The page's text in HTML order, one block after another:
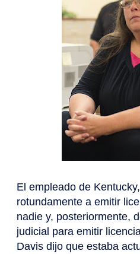
El empleado de
rotundamente a emitir
nadie y, posteriormente,
judicial para emitir
Davis dijo que estaba